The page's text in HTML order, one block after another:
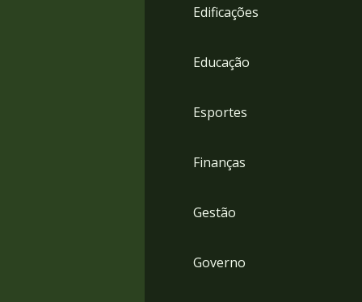
Edificações
Educação
Esportes
Finanças
Gestão
Governo